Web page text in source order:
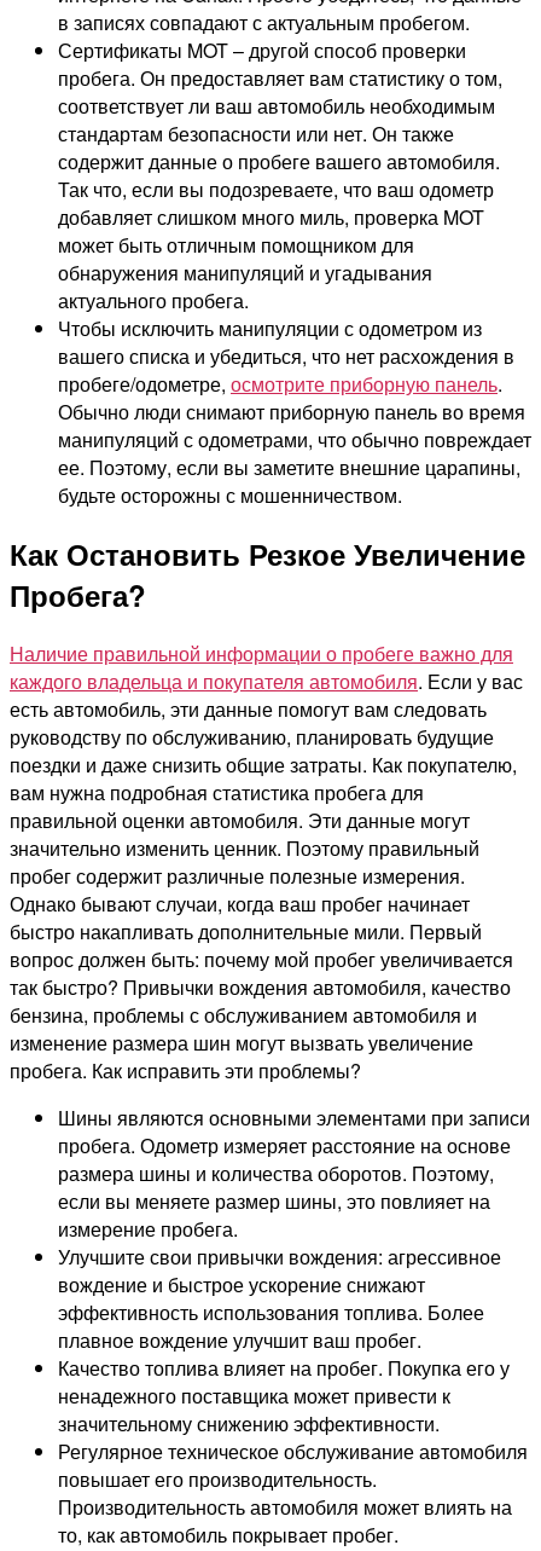
в записях совпадают с актуальным пробегом.
Сертификаты MOT – другой способ проверки
пробега. Он предоставляет вам статистику о том,
соответствует ли ваш автомобиль необходимым
стандартам безопасности или нет. Он также
содержит данные о пробеге вашего автомобиля.
Так что, если вы подозреваете, что ваш одометр
добавляет слишком много миль, проверка MOT
может быть отличным помощником для
обнаружения манипуляций и угадывания
актуального пробега.
Чтобы исключить манипуляции с одометром из
вашего списка и убедиться, что нет расхождения в
пробеге/одометре, осмотрите приборную панель.
Обычно люди снимают приборную панель во время
манипуляций с одометрами, что обычно повреждает
ее. Поэтому, если вы заметите внешние царапины,
будьте осторожны с мошенничеством.
Как Остановить Резкое Увеличение
Пробега?
Наличие правильной информации о пробеге важно для
каждого владельца и покупателя автомобиля. Если у вас
есть автомобиль, эти данные помогут вам следовать
руководству по обслуживанию, планировать будущие
поездки и даже снизить общие затраты. Как покупателю,
вам нужна подробная статистика пробега для
правильной оценки автомобиля. Эти данные могут
значительно изменить ценник. Поэтому правильный
пробег содержит различные полезные измерения.
Однако бывают случаи, когда ваш пробег начинает
быстро накапливать дополнительные мили. Первый
вопрос должен быть: почему мой пробег увеличивается
так быстро? Привычки вождения автомобиля, качество
бензина, проблемы с обслуживанием автомобиля и
изменение размера шин могут вызвать увеличение
пробега. Как исправить эти проблемы?
Шины являются основными элементами при записи
пробега. Одометр измеряет расстояние на основе
размера шины и количества оборотов. Поэтому,
если вы меняете размер шины, это повлияет на
измерение пробега.
Улучшите свои привычки вождения: агрессивное
вождение и быстрое ускорение снижают
эффективность использования топлива. Более
плавное вождение улучшит ваш пробег.
Качество топлива влияет на пробег. Покупка его у
ненадежного поставщика может привести к
значительному снижению эффективности.
Регулярное техническое обслуживание автомобиля
повышает его производительность.
Производительность автомобиля может влиять на
то, как автомобиль покрывает пробег.